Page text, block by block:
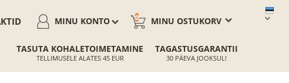
MINU OSTUKORV
0
MINU KONTO
TASUTA KOHALETOIMETAMINE
TELLIMUSELE ALATES 45 EUR
TAGASTUSGARANTII
30 PÄEVA JOOKSUL!